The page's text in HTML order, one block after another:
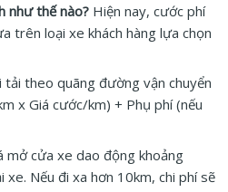
như thế nào? Hiện nay, cước phí
trên loại xe khách hàng lựa chọn
theo quãng đường vận chuyển
x Giá cước/km) + Phụ phí (nếu
mở cửa xe dao động khoảng
Nếu đi xa hơn 10km, chi phí sẽ